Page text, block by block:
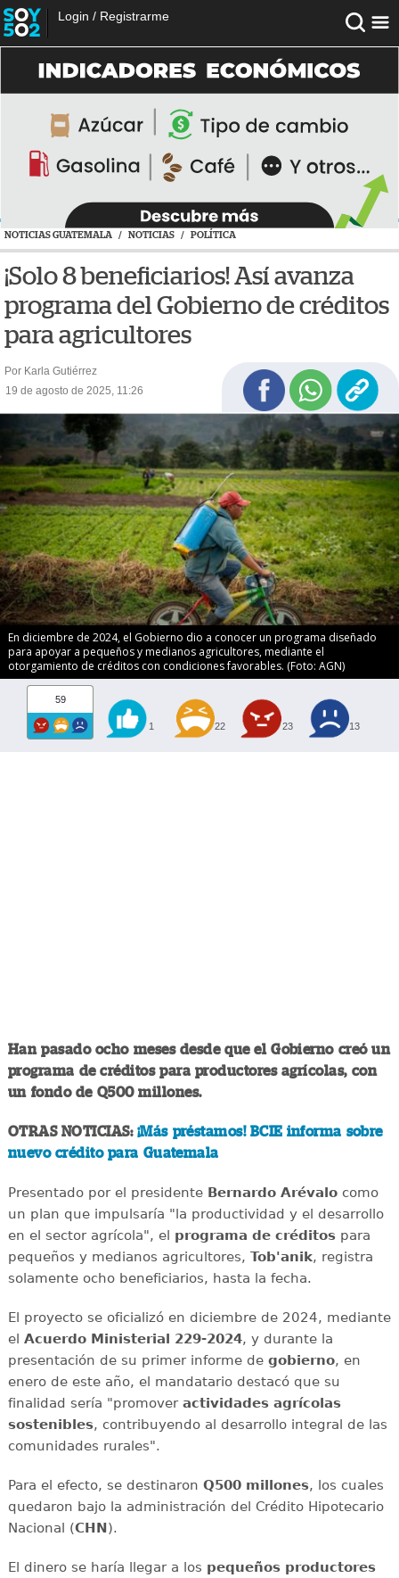
Login / Registrarme
NOTICIAS GUATEMALA / NOTICIAS / POLÍTICA
¡Solo 8 beneficiarios! Así avanza
programa del Gobierno de créditos
para agricultores
Por Karla Gutiérrez
19 de agosto de 2025, 11:26
En diciembre de 2024, el Gobierno dio a conocer un programa diseñado
para apoyar a pequeños y medianos agricultores, mediante el
otorgamiento de créditos con condiciones favorables. (Foto: AGN)
59
1 22 23 13
Han pasado ocho meses desde que el Gobierno creó un
programa de créditos para productores agrícolas, con
un fondo de Q500 millones.
OTRAS NOTICIAS: ¡Más préstamos! BCIE informa sobre
nuevo crédito para Guatemala
Presentado por el presidenteBernardo Arévalocomo
un plan que impulsaría "la productividad y el desarrollo
en el sector agrícola", el programa de créditospara
pequeños y medianos agricultores, Tob'anik, registra
solamente ocho beneficiarios, hasta la fecha.
El proyecto se oficializó en diciembre de 2024, mediante
el Acuerdo Ministerial 229-2024, y durante la
presentación de su primer informe de gobierno, en
enero de este año, el mandatario destacó que su
finalidad sería "promover actividades agrícolas
sostenibles, contribuyendo al desarrollo integral de las
comunidades rurales".
Para el efecto, se destinaron Q500 millones, los cuales
quedaron bajo la administración del Crédito Hipotecario
Nacional (CHN).
El dinero se haría llegar a los pequeños productores